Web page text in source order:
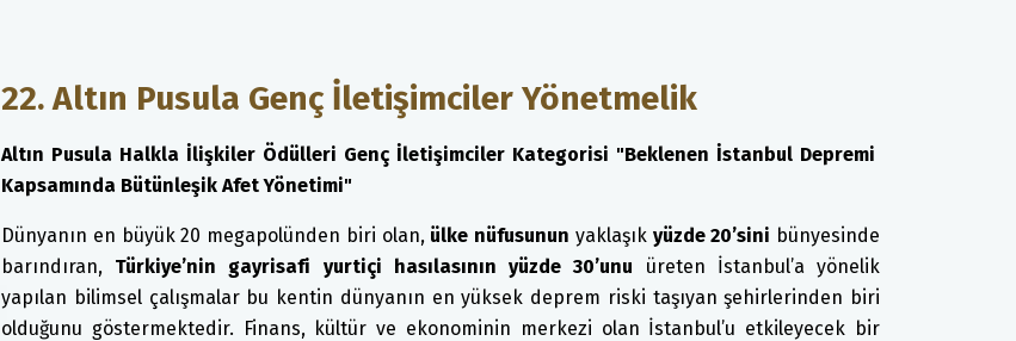
22. Altın Pusula Genç İletişimciler Yönetmelik
Altın Pusula Halkla İlişkiler Ödülleri Genç İletişimciler Kategorisi "Beklenen İstanbul Depremi
Kapsamında Bütünleşik Afet Yönetimi"
Dünyanın en büyük 20 megapolünden biri olan, ülke nüfusunun yaklaşıkyüzde 20’sini bünyesinde
barındıran, Türkiye’nin gayrisafi yurtiçi hasılasının yüzde 30’unu üreten İstanbul’a yönelik
yapılan bilimsel çalışmalar bu kentin dünyanın en yüksek deprem riski taşıyan şehirlerinden biri
olduğunu göstermektedir. Finans, kültür ve ekonominin merkezi olan İstanbul’u etkileyecek bir